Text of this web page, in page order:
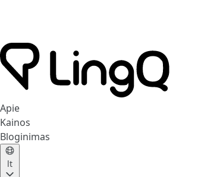
Apie
Kainos
Bloginimas
lt